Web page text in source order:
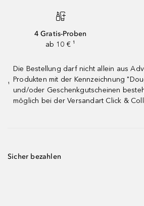
4 Gratis-Proben
ab 10 € ¹
¹
Die Bestellung darf nicht allein aus
Produkten mit der Kennzeichnung
und/oder Geschenkgutscheinen
möglich bei der Versandart Click &
Sicher bezahlen